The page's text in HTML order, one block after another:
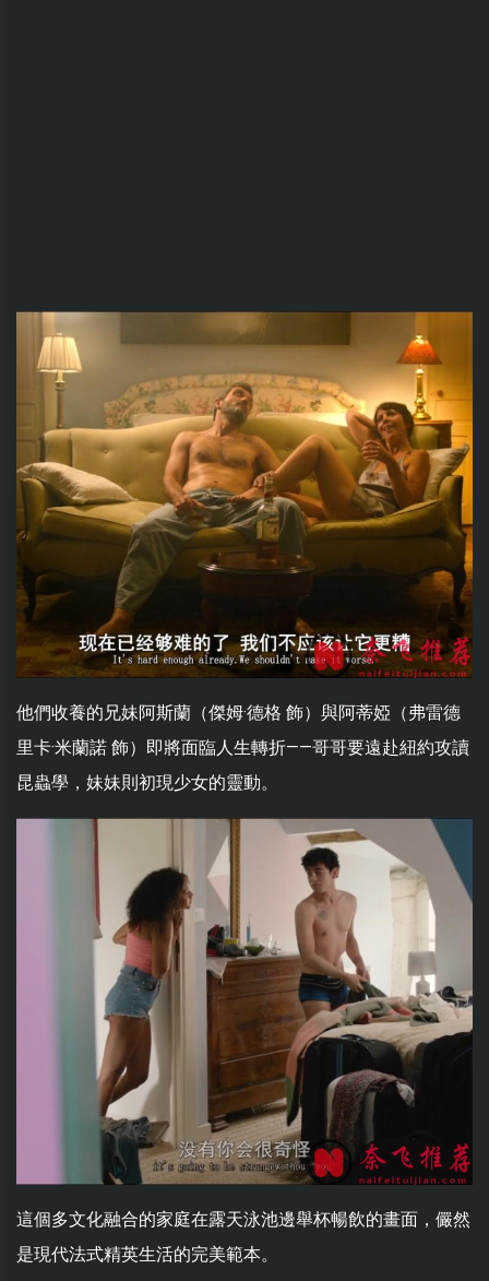
他們收養的兄妹阿斯蘭（傑姆·德格 飾）與阿蒂婭（弗雷德
里卡·米蘭諾 飾）即將面臨人生轉折——哥哥要遠赴紐約攻讀
昆蟲學，妹妹則初現少女的靈動。
這個多文化融合的家庭在露天泳池邊舉杯暢飲的畫面，儼然
是現代法式精英生活的完美範本。